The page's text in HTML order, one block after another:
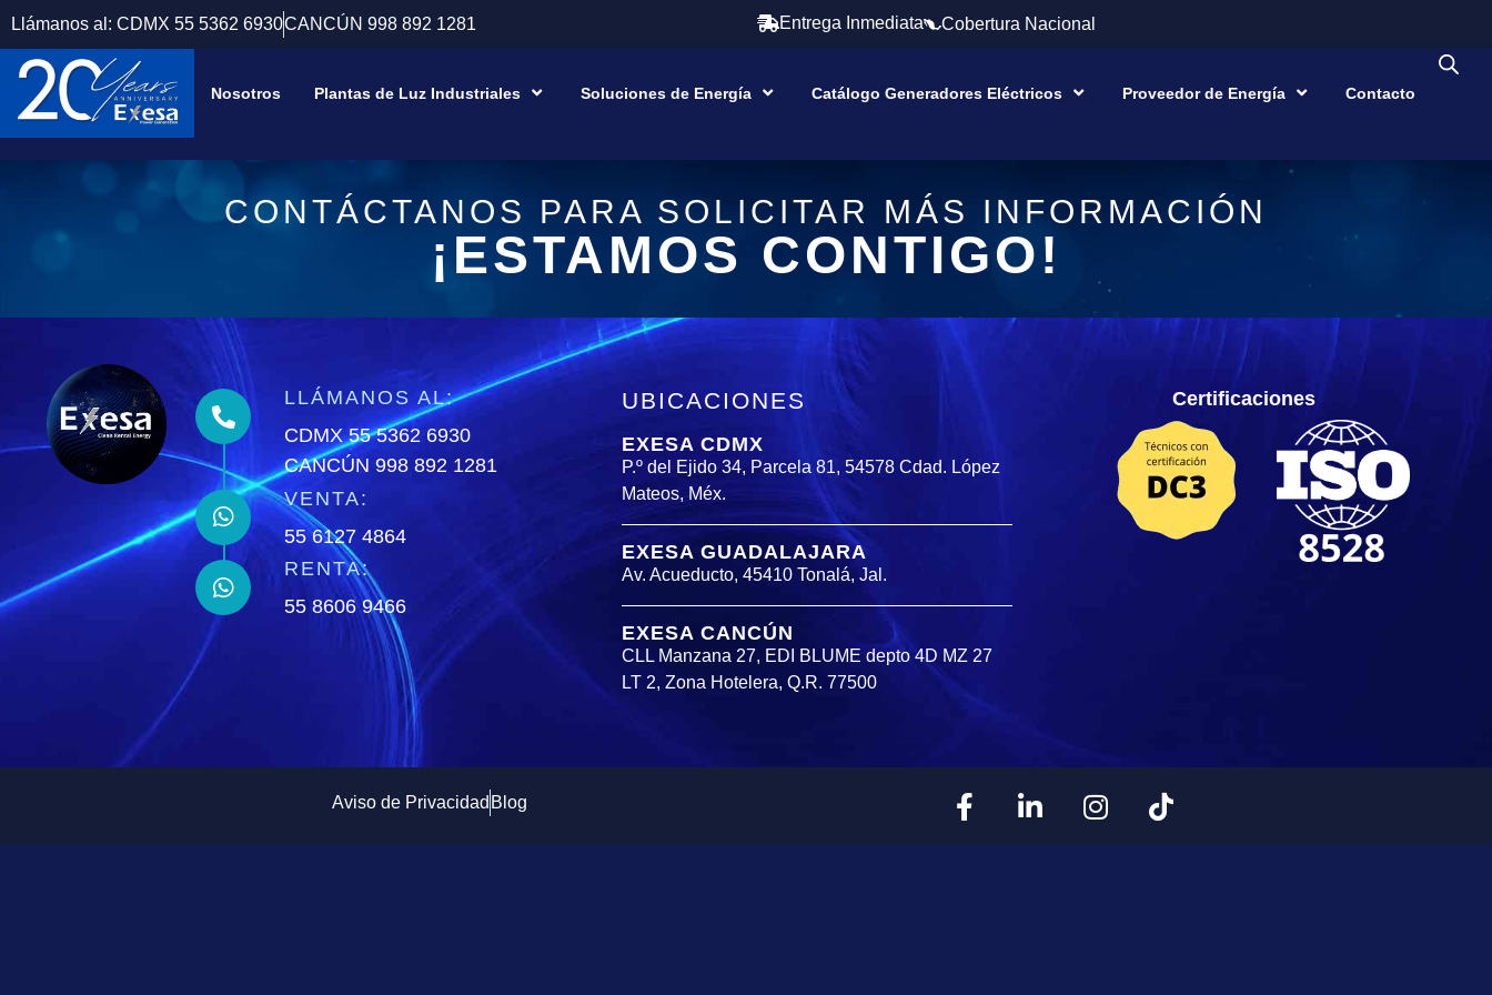
Llámanos al: CDMX 55 5362 6930CANCÚN 998 892 1281 Entrega Inmediata Cobertura Nacional
Nosotros Plantas de Luz Industriales Soluciones de Energía Catálogo Generadores Eléctricos Proveedor de Energía Contacto
CONTÁCTANOS PARA SOLICITAR MÁS INFORMACIÓN
¡ESTAMOS CONTIGO!
LLÁMANOS AL:
CDMX 55 5362 6930
CANCÚN 998 892 1281
VENTA:
55 6127 4864
RENTA:
55 8606 9466
UBICACIONES
EXESA CDMX
P.º del Ejido 34, Parcela 81, 54578 Cdad. López
Mateos, Méx.
EXESA GUADALAJARA
Av. Acueducto, 45410 Tonalá, Jal.
EXESA CANCÚN
CLL Manzana 27, EDI BLUME depto 4D MZ 27
LT 2, Zona Hotelera, Q.R. 77500
Certificaciones
Aviso de Privacidad Blog